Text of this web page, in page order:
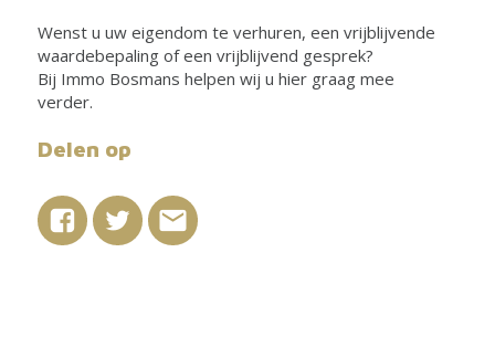
Wenst u uw eigendom te verhuren, een vrijblijvende
waardebepaling of een vrijblijvend gesprek?
Bij Immo Bosmans helpen wij u hier graag mee
verder.
Delen op